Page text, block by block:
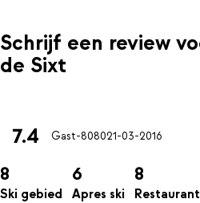
Schrijf een review
de Sixt
7.4 Gast-808021-03-2016
8
Ski gebied
6
Apres ski
8